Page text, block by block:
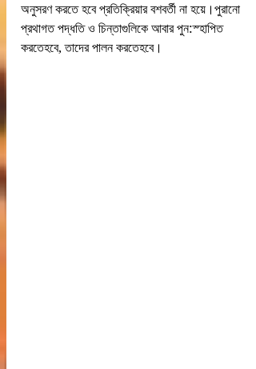
অনুসরণ করতে হবে প্রতিক্রিয়ার বশবর্তী না হয়ে।পুরানো
প্রথাগত পদ্ধতি ও চিন্তাগুলিকে আবার পুন:স্হাপিত
করতেহবে, তাদের পালন করতেহবে।